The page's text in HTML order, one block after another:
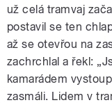
už celá tramvaj
postavil se ten
až se otevřou na
zachrchlal a řekl:
kamarádem
zasmáli. Lidem v